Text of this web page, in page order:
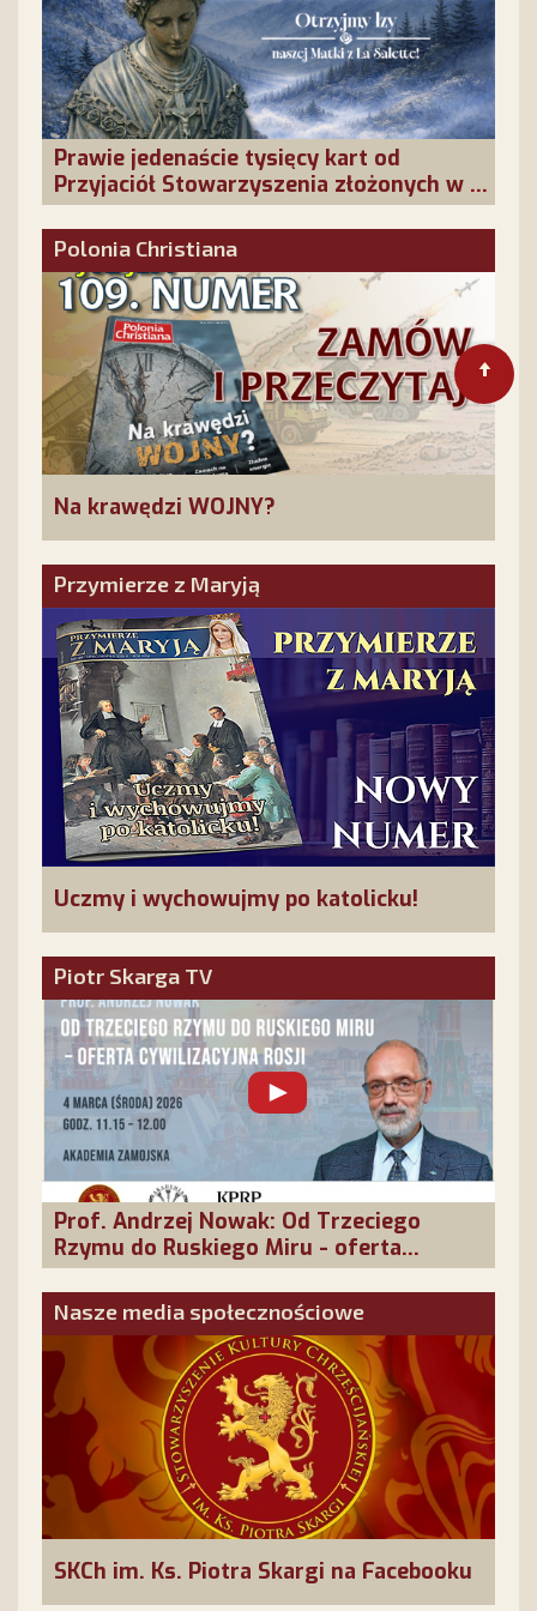
Prawie jedenaście tysięcy kart od
Przyjaciół Stowarzyszenia złożonych w La
Salette!
Polonia Christiana
Na krawędzi WOJNY?
Przymierze z Maryją
Uczmy i wychowujmy po katolicku!
Piotr Skarga TV
Prof. Andrzej Nowak: Od Trzeciego
Rzymu do Ruskiego Miru - oferta
cywilizacyjna Rosji
Nasze media społecznościowe
SKCh im. Ks. Piotra Skargi na Facebooku